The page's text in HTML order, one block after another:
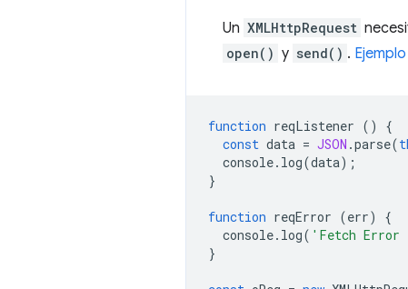
Un XMLHttpRequest
open() y send() .
function reqListener ()
{
const data = JSON .parse(
console. log(data);
}
function reqError (err)
{
console. log( 'Fetch Error
}